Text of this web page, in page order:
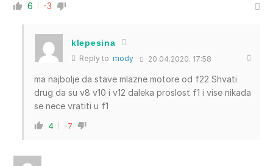
6 -3
klepesina
Reply to mody 20.04.2020. 17:58
ma najbolje da stave mlazne motore od f22 Shvati
drug da su v8 v10 i v12 daleka proslost f1 i vise nikada
se nece vratiti u f1
4 -7